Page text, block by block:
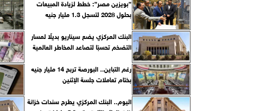
”بويزين مصر”: خطط لزيادة المبيعات
بحلول 2028 لتسجل 1.3 مليار جنيه
البنك المركزي يضع سيناريو بديلًا لمسار
التضخم تحسبًا لتصاعد المخاطر العالمية
رغم التباين.. البورصة تربح 14 مليار جنيه
بختام تعاملات جلسة الإثنين
اليوم.. البنك المركزي يطرح سندات خزانة